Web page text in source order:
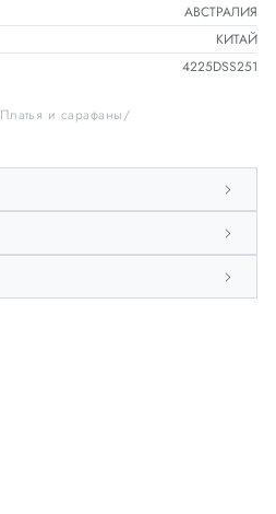
АВСТРАЛИЯ
КИТАЙ
4225DSS251
Платья и сарафаны